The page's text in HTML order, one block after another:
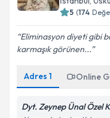
5 (174
Eliminasyon diyeti gibi
karmaşık görünen...
Adres 1 Online
Dyt. Zeynep Ünal Özel